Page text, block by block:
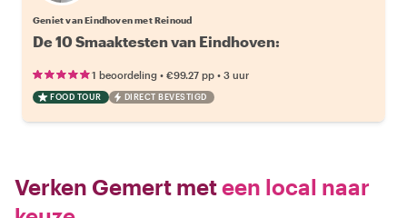
Geniet van Eindhoven met Reinoud
1 beoordeling • €99.27 pp • 3 uur
FOOD TOUR DIRECT BEVESTIGD
Verken Gemert meteen local naar